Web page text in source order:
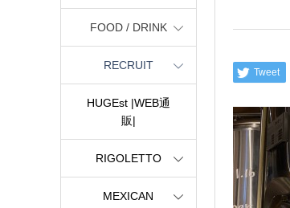
Tweet
FOOD / DRINK
RECRUIT
HUGEst |WEB通
販|
RIGOLETTO
MEXICAN